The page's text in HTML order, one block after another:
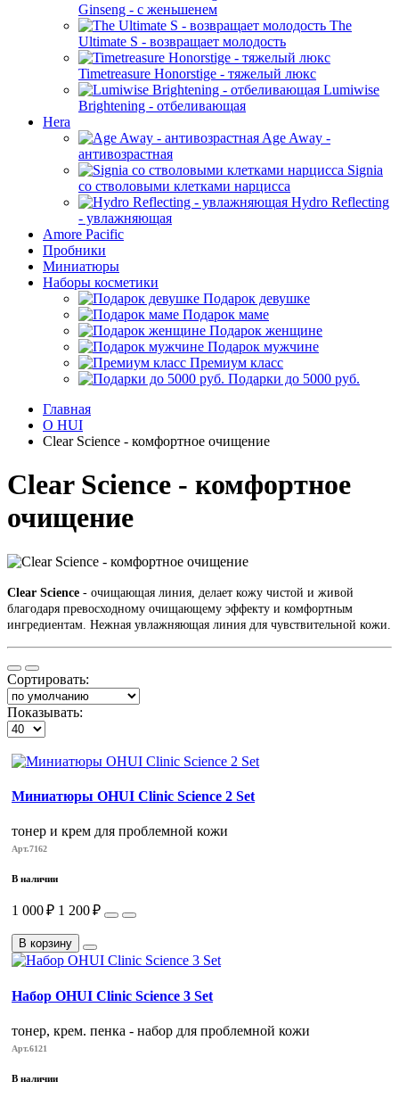
Ginseng - с женьшенем
The
Ultimate S - возвращает молодость
Timetreasure Honorstige - тяжелый люкс
Lumiwise
Brightening - отбеливающая
Hera
Age Away -
антивозрастная
Signia
со стволовыми клетками нарцисса
Hydro Reflecting
- увлажняющая
Amore Pacific
Пробники
Миниатюры
Наборы косметики
Подарок девушке
Подарок маме
Подарок женщине
Подарок мужчине
Премиум класс
Подарки до 5000 руб.
Главная
O HUI
Clear Science - комфортное очищение
Clear Science - комфортное
очищение
Clear Science - очищающая линия, делает кожу чистой и живой
благодаря превосходному очищающему эффекту и комфортным
ингредиентам. Нежная увлажняющая линия для чувствительной кожи.
Сортировать:
Показывать:
Миниатюры OHUI Clinic Science 2 Set
тонер и крем для проблемной кожи
Арт.7162
В наличии
1 000 ₽ 1 200 ₽
В корзину
Набор OHUI Clinic Science 3 Set
тонер, крем. пенка - набор для проблемной кожи
Арт.6121
В наличии